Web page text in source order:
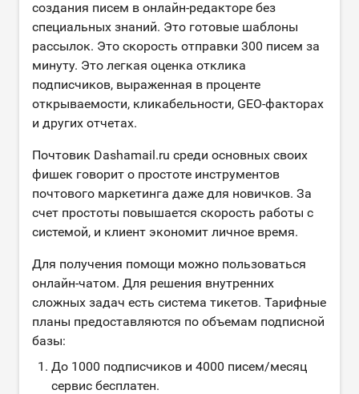
создания писем в онлайн-редакторе без
специальных знаний. Это готовые шаблоны
рассылок. Это скорость отправки 300 писем за
минуту. Это легкая оценка отклика
подписчиков, выраженная в проценте
открываемости, кликабельности, GEO-факторах
и других отчетах.
Почтовик Dashamail.ru среди основных своих
фишек говорит о простоте инструментов
почтового маркетинга даже для новичков. За
счет простоты повышается скорость работы с
системой, и клиент экономит личное время.
Для получения помощи можно пользоваться
онлайн-чатом. Для решения внутренних
сложных задач есть система тикетов. Тарифные
планы предоставляются по объемам подписной
базы:
До 1000 подписчиков и 4000 писем/месяц
сервис бесплатен.